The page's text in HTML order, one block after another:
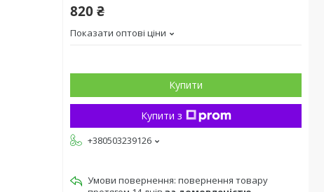
820 ₴
Показати оптові ціни
Купити
Купити з
+380503239126
повернення товару